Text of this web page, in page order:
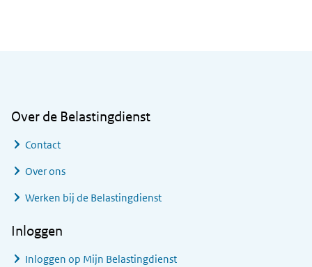
Over de Belastingdienst
Contact
Over ons
Werken bij de Belastingdienst
Inloggen
Inloggen op Mijn Belastingdienst